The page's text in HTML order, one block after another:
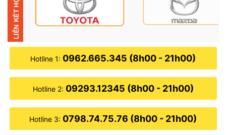
chủ xe ưu tiên lựa chọn lắp đặt bộ phận này. Ngoài ra,
người lái có thể trang bị thêm camera, lắp đặt tại vị trí
cảm biến để có thể quan sát trực tiếp từ phía sau.
Hotline 1: 0962.665.345 (8h00 - 21h00)
Hotline 2: 09293.12345 (8h00 - 21h00)
Hotline 3: 0798.74.75.76 (8h00 - 21h00)